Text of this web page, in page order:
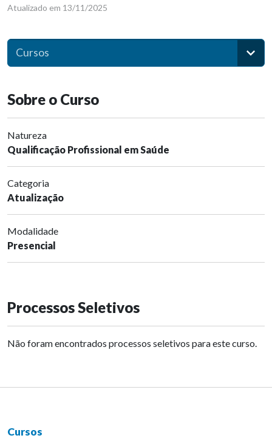
Atualizado em 13/11/2025
Cursos
Sobre o Curso
Natureza
Qualificação Profissional em Saúde
Categoria
Atualização
Modalidade
Presencial
Processos Seletivos
Não foram encontrados processos seletivos para este curso.
Cursos